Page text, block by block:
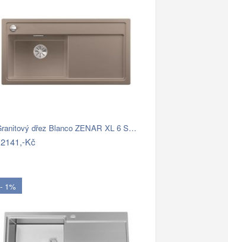
dřez Blanco ZENAR XL 6 S…
Kč
- 1%